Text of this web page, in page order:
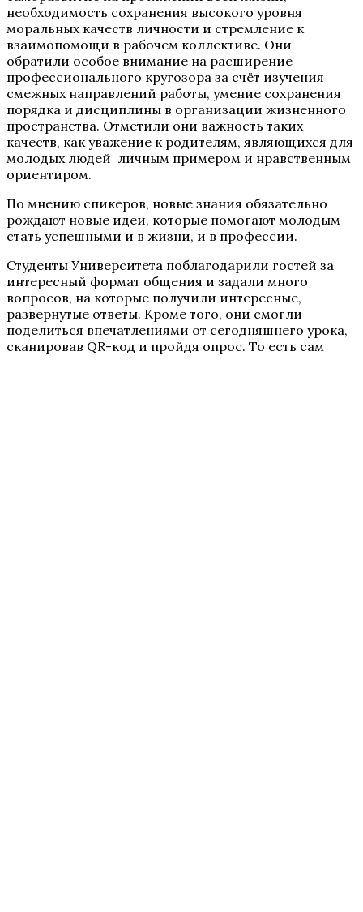
необходимость сохранения высокого уровня
моральных качеств личности и стремление к
взаимопомощи в рабочем коллективе. Они
обратили особое внимание на расширение
профессионального кругозора за счёт изучения
смежных направлений работы, умение сохранения
порядка и дисциплины в организации жизненного
пространства. Отметили они важность таких
качеств, как уважение к родителям, являющихся для
молодых людей личным примером и нравственным
ориентиром.
По мнению спикеров, новые знания обязательно
рождают новые идеи, которые помогают молодым
стать успешными и в жизни, и в профессии.
Студенты Университета поблагодарили гостей за
интересный формат общения и задали много
вопросов, на которые получили интересные,
развернутые ответы. Кроме того, они смогли
поделиться впечатлениями от сегодняшнего урока,
сканировав QR-код и пройдя опрос. То есть сам